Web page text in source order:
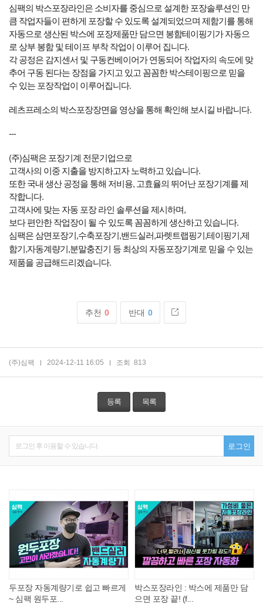
심팩의 박스포장라인은 소비자를 중심으로 설계한 포장솔루션인 만
큼 작업자들이 편하게 포장할 수 있도록 설계되었으며 제함기를 통해
자동으로 생산된 박스에 포장제품만 담으면 봉함테이핑기가 자동으
로 상부 봉함 및 테이프 부착 작업이 이루어 집니다.
각 공정은 감지센서 및 구동컨베이어가 연동되어 작업자의 속도에 맞
추어 구동 된다는 장점을 가지고 있고 꼼꼼한 박스테이핑으로 믿을
수 있는 포장작업이 이루어집니다.
레츠프레소의 박스포장장면을 영상을 통해 확인해 보시길 바랍니다.
---
(주)심팩은 포장기계 전문기업으로
고객사의 이중 지출을 방지하고자 노력하고 있습니다.
또한 국내 생산 공정을 통해 저비용, 고효율의 뛰어난 포장기계를 제
작합니다.
고객사에 맞는 자동 포장 라인 솔루션을 제시하며,
보다 편안한 작업장이 될 수 있도록 꼼꼼하게 생산하고 있습니다.
심팩은삼면포장기 ,수축포장기 ,밴드실러,파렛트랩핑기 ,테이핑기 ,제
함기 ,자동계량기 ,분말충진기 등 최상의 자동포장기계로 믿을 수 있는
제품을 공급해드리겠습니다.
추천 0 반대 0
(주)심팩 2024-12-11 16:05 조회 813
등록 목록
로그인 후 이용할 수 있습니다. 로그인
두포장 자동계량기로 쉽고 빠르게
~ 심팩 원두포...
박스포장라인 : 박스에 제품만 담
으면 포장 끝! (f...